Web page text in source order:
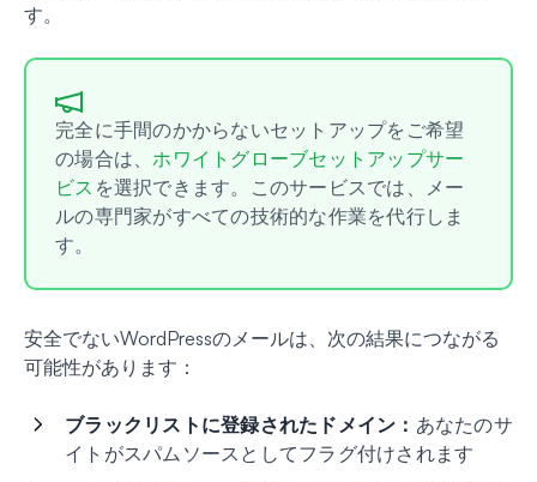
す。
完全に手間のかからないセットアップをご希望
の場合は、 ホワイトグローブセットアップサー
ビス を選択できます。このサービスでは、メー
ルの専門家がすべての技術的な作業を代行しま
す。
安全でないWordPressのメールは、次の結果につながる
可能性があります：
ブラックリストに登録されたドメイン： あなたのサ
イトがスパムソースとしてフラグ付けされます